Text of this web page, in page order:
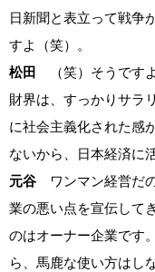
日新聞と表立って戦争
すよ（笑）。
松田
（笑）そうで
財界は、すっかりサラ
に社会主義化された感
ないから、日本経済に
元谷
ワンマン経営だ
業の悪い点を宣伝して
のはオーナー企業です
ら、馬鹿な使い方はし